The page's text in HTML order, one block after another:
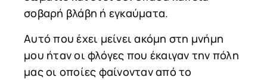
σοβαρή βλάβη ή εγκαύματα.
Αυτό που έχει μείνει ακόμη στη μνήμη
μου ήταν οι φλόγες που έκαιγαν την πόλη
μας οι οποίες φαίνονταν από το